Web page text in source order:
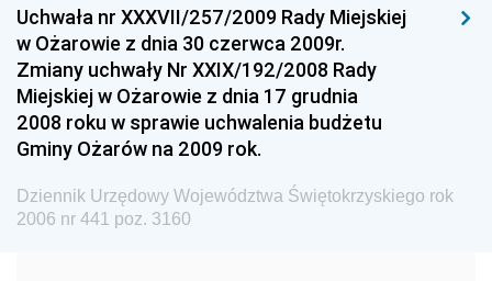
Dziennik Urzędowy Głównego Urzędu Miar
Dziennik Urzędowy Ministra Rolnictwa i Rozwoju Wsi
Dziennik Urzędowy Ministra Edukacji Narodowej i
Sportu
Dziennik Urzędowy Ministra Edukacji i Nauki
Dziennik Urzędowy Ministra Edukacji Narodowej
Dziennik Urzędowy Ministra Gospodarki Morskiej
Uchwała nr XXXVII/257/2009 Rady Miejskiej
w Ożarowie z dnia 30 czerwca 2009r.
Zmiany uchwały Nr XXIX/192/2008 Rady
Miejskiej w Ożarowie z dnia 17 grudnia
2008 roku w sprawie uchwalenia budżetu
Gminy Ożarów na 2009 rok.
Dziennik Urzędowy Województwa Świętokrzyskiego rok
2006 nr 441 poz. 3160